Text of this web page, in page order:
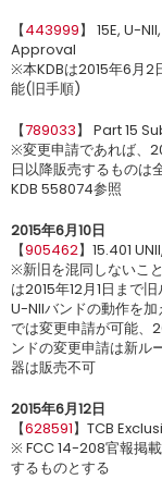
【443999】 15E, U-
Approval
※本KDBは2015年6月2
能(旧手順)
【789033】 Part 15
※変更申請であれば、
日以降販売するものは
KDB 558074参照
2015年6月10日
【905462】15.401
※新旧を混同しないこ
は2015年12月1日まで
U-NIIバンドの動作を加
では変更申請が可能、
ンドの変更申請は新ル
器は販売不可
2015年6月12日
【628591】TCB
※ FCC 14-208官報掲
するものとする